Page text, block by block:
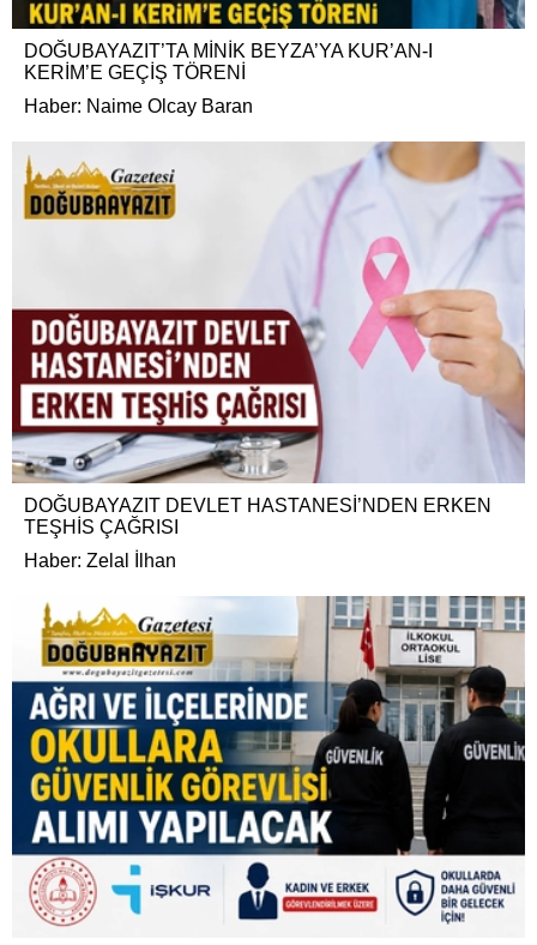
DOĞUBAYAZIT’TA MİNİK BEYZA’YA KUR’AN-I
KERİM’E GEÇİŞ TÖRENİ
Haber: Naime Olcay Baran
DOĞUBAYAZIT DEVLET HASTANESİ’NDEN ERKEN
TEŞHİS ÇAĞRISI
Haber: Zelal İlhan